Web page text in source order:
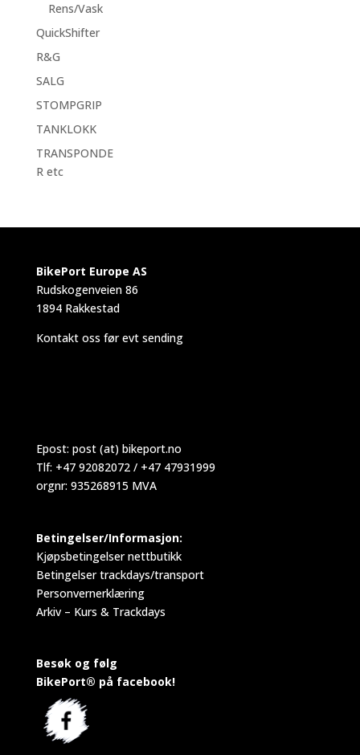
Rens/Vask
QuickShifter
R&G
SALG
STOMPGRIP
TANKLOKK
TRANSPONDE
R etc
BikePort Europe AS
Rudskogenveien 86
1894 Rakkestad
Kontakt oss før evt sending
Epost: post (at) bikeport.no
Tlf: +47 92082072 / +47 47931999
orgnr: 935268915 MVA
Betingelser/Informasjon:
Kjøpsbetingelser nettbutikk
Betingelser trackdays/transport
Personvernerklæring
Arkiv – Kurs & Trackdays
Besøk og følg
BikePort® på facebook!